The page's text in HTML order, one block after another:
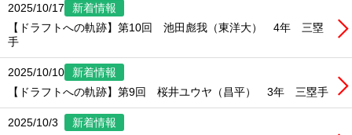
2025/10/17
新着情報
【ドラフトへの軌跡】第10回 池田彪我（東洋大） 4年 三塁
手
2025/10/10
新着情報
【ドラフトへの軌跡】第9回 桜井ユウヤ（昌平） 3年 三塁手
2025/10/3
新着情報